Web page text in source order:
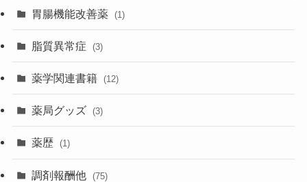
胃腸機能改善薬 (1)
脂質異常症 (3)
薬学関連書籍 (12)
薬局グッズ (3)
薬歴 (1)
調剤報酬他 (75)